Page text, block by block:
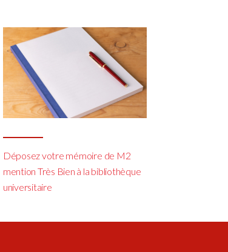
Déposez votre mémoire de M2
mention Très Bien à la bibliothèque
universitaire